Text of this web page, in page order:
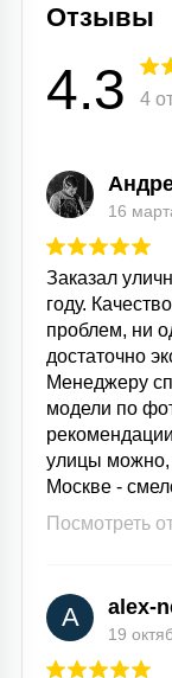
Отзывы
4.3 4
16
Заказал
году.
проблем, ни
достаточно
Менеджеру
модели по
улицы можно,
Москве -
Посмотреть
A alex-
19